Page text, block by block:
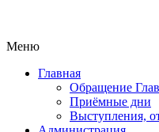
Меню
Главная
Обращение
Приёмные дни
Выступления,